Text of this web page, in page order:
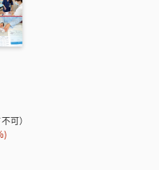
可）
)